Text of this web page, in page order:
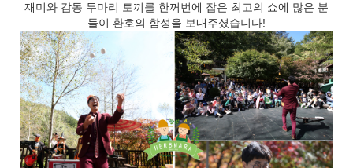
재미와 감동 두마리 토끼를 한꺼번에 잡은 최고의 쇼에 많은 분
들이 환호의 함성을 보내주셨습니다!